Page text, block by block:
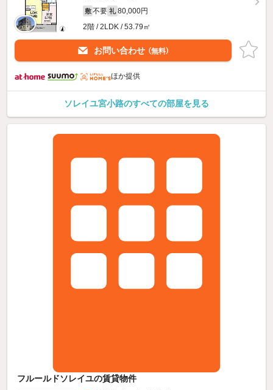
敷 不要 礼 80,000円
2階 / 2LDK / 53.79㎡
お問い合わせ （無料）
ほか提供
ソレイユ宮小路のすべての部屋を見る
フルールドソレイユの賃貸物件